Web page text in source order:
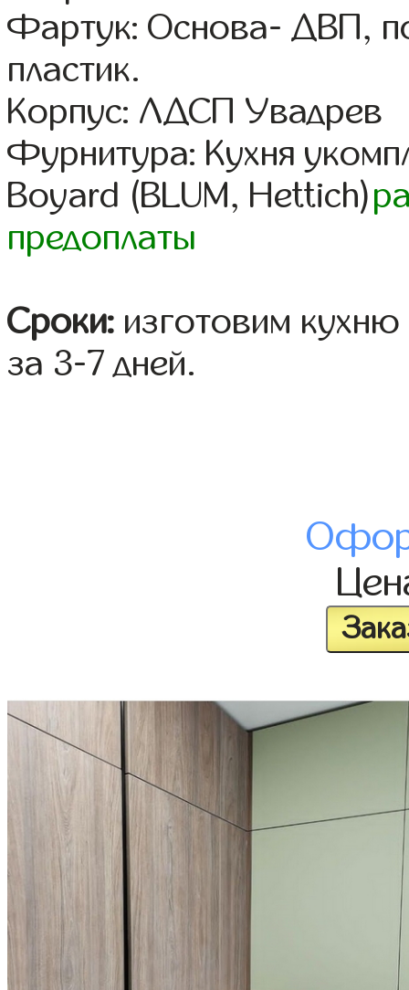
Фартук: Основа- ДВП,
пластик.
Корпус: ЛДСП Увадрев
Фурнитура: Кухня
Boyard (BLUM, Hettich)
предоплаты
Сроки: изготовим
за 3-7 дней.